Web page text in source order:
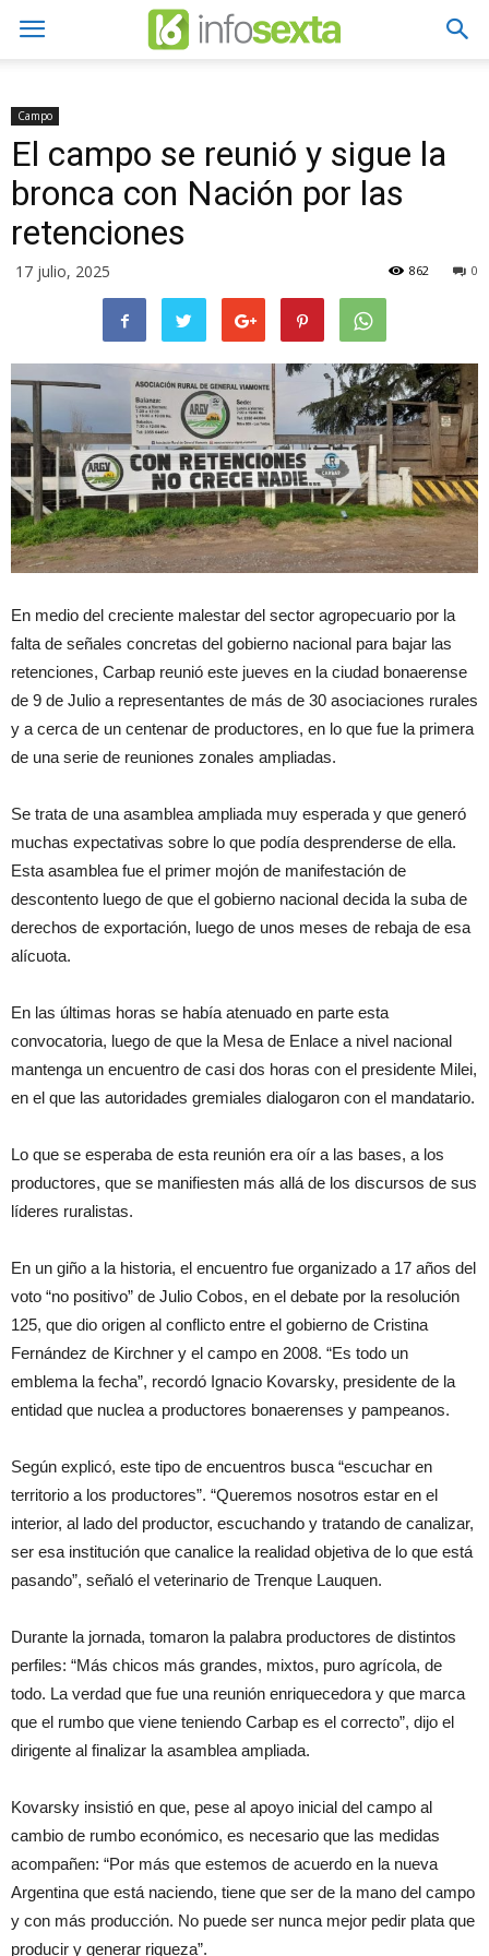
Campo
El campo se reunió y sigue la
bronca con Nación por las
retenciones
17 julio, 2025 0
862
En medio del creciente malestar del sector agropecuario por la
falta de señales concretas del gobierno nacional para bajar las
retenciones, Carbap reunió este jueves en la ciudad bonaerense
de 9 de Julio a representantes de más de 30 asociaciones rurales
y a cerca de un centenar de productores, en lo que fue la primera
de una serie de reuniones zonales ampliadas.
Se trata de una asamblea ampliada muy esperada y que generó
muchas expectativas sobre lo que podía desprenderse de ella.
Esta asamblea fue el primer mojón de manifestación de
descontento luego de que el gobierno nacional decida la suba de
derechos de exportación, luego de unos meses de rebaja de esa
alícuota.
En las últimas horas se había atenuado en parte esta
convocatoria, luego de que la Mesa de Enlace a nivel nacional
mantenga un encuentro de casi dos horas con el presidente Milei,
en el que las autoridades gremiales dialogaron con el mandatario.
Lo que se esperaba de esta reunión era oír a las bases, a los
productores, que se manifiesten más allá de los discursos de sus
líderes ruralistas.
En un giño a la historia, el encuentro fue organizado a 17 años del
voto “no positivo” de Julio Cobos, en el debate por la resolución
125, que dio origen al conflicto entre el gobierno de Cristina
Fernández de Kirchner y el campo en 2008. “Es todo un
emblema la fecha”, recordó Ignacio Kovarsky, presidente de la
entidad que nuclea a productores bonaerenses y pampeanos.
Según explicó, este tipo de encuentros busca “escuchar en
territorio a los productores”. “Queremos nosotros estar en el
interior, al lado del productor, escuchando y tratando de canalizar,
ser esa institución que canalice la realidad objetiva de lo que está
pasando”, señaló el veterinario de Trenque Lauquen.
Durante la jornada, tomaron la palabra productores de distintos
perfiles: “Más chicos más grandes, mixtos, puro agrícola, de
todo. La verdad que fue una reunión enriquecedora y que marca
que el rumbo que viene teniendo Carbap es el correcto”, dijo el
dirigente al finalizar la asamblea ampliada.
Kovarsky insistió en que, pese al apoyo inicial del campo al
cambio de rumbo económico, es necesario que las medidas
acompañen: “Por más que estemos de acuerdo en la nueva
Argentina que está naciendo, tiene que ser de la mano del campo
y con más producción. No puede ser nunca mejor pedir plata que
producir y generar riqueza”.